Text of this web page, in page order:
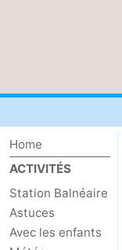
Home
ACTIVITÉS
Station Balnéaire
Astuces
Avec les enfants